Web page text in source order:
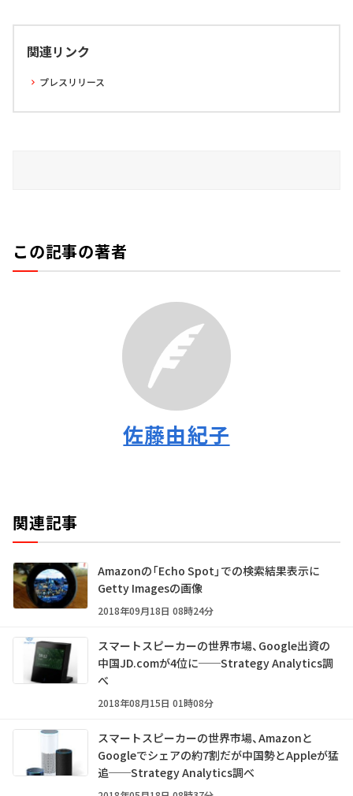
関連リンク
プレスリリース
この記事の著者
佐藤由紀子
関連記事
Amazonの「Echo Spot」での検索結果表示に
Getty Imagesの画像
2018年09月18日 08時24分
スマートスピーカーの世界市場、Google出資の
中国JD.comが4位に──Strategy Analytics調
べ
2018年08月15日 01時08分
スマートスピーカーの世界市場、Amazonと
Googleでシェアの約7割だが中国勢とAppleが猛
追──Strategy Analytics調べ